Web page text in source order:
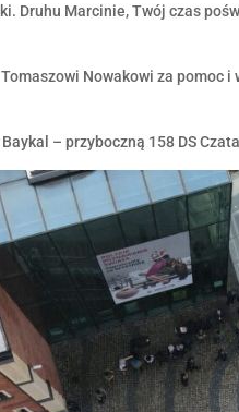
Druhu Marcinie, Twój czas
Nowakowi za pomoc
– przyboczną 158 DS